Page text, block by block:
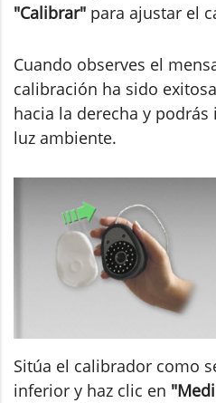
"Calibrar" para ajustar el
Cuando observes el
calibración ha sido
hacia la derecha y
luz ambiente.
Sitúa el calibrador como
inferior y haz clic en